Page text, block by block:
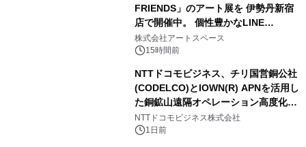
FRIENDS」のアート展を 伊勢丹新宿
店で開催中。 個性豊かなLINE
FRIENDSの仲間たちが インテリアア
ートとして新たな魅力を発信。
株式会社アートスペース
15時間前
NTTドコモビジネス、チリ国営銅公社
(CODELCO)とIOWN(R) APNを活用し
た銅鉱山遠隔オペレーション高度化に
向けた調査・実証を開始
NTTドコモビジネス株式会社
1日前